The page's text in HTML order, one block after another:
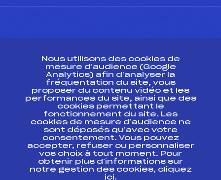
ESPACE PRESSE
Ressources
Pass’Neige
Projet sportif fédéral
Projet de performance fédéral
Antidopage
Pôle Développement, Formation, Suivi
Scientifique
Listes ministérielles
Pôle vie de l’athlète
Nous utilisons des cookies de
mesure d’audience (Google
Analytics) afin d’analyser la
fréquentation du site, vous
proposer du contenu vidéo et les
performances du site, ainsi que des
cookies permettant le
fonctionnement du site. Les
cookies de mesure d’audience ne
sont déposés qu’avec votre
consentement. Vous pouvez
accepter, refuser ou personnaliser
vos choix à tout moment. Pour
obtenir plus d'informations sur
notre gestion des cookies, cliquez
ici.